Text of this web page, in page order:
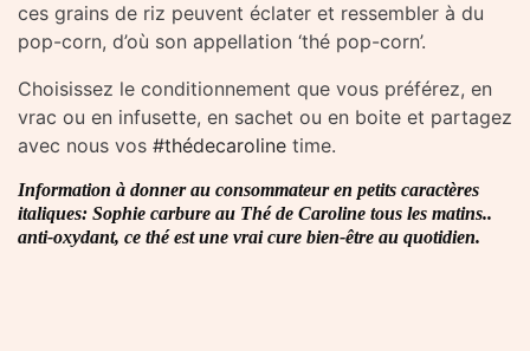
ces grains de riz peuvent éclater et ressembler à du
pop-corn, d’où son appellation ‘thé pop-corn’.
Choisissez le conditionnement que vous préférez, en
vrac ou en infusette, en sachet ou en boite et partagez
avec nous vos #thédecaroline time.
Information à donner au consommateur en petits caractères
italiques: Sophie carbure au Thé de Caroline tous les matins..
anti-oxydant, ce thé est une vrai cure bien-être au quotidien.